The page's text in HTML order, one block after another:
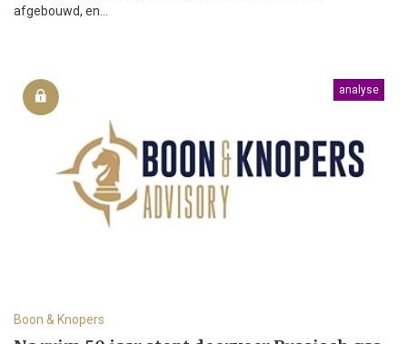
afgebouwd, en...
analyse
Boon & Knopers